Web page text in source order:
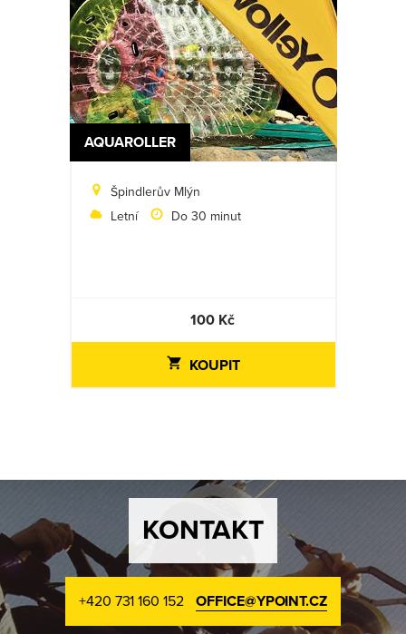
AQUAROLLER
Špindlerův Mlýn
Letní
Do 30 minut
100 Kč
KOUPIT
KONTAKT
+420 731 160 152 OFFICE@YPOINT.CZ